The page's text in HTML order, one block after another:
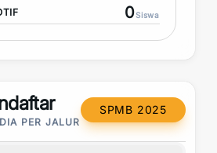
0Siswa
PER JALUR
SPMB 2025